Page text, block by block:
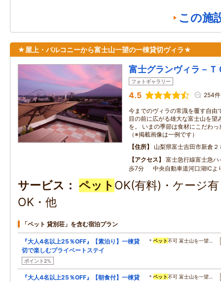
この施
★屋上・バルコニーから富士山一望の一棟貸切ヴィラ★
富士グランヴィラ－Ｔ
フォトギャラリー
4.5 254件
今までのヴィラの常識を覆す自由
目の前に広がる雄大な富士山を望
を。 いまの季節は食材にこだわ
（※掲載画像は一例です）
住所
山梨県富士吉田市新倉
アクセス
富士急行線富士急
歩7分 中央自動車道河口湖ICよ
サービス ペット OK(有料)・ケージ
OK・他
「ペット 貸別荘」を含む宿泊プラン
『大人4名以上25％OFF』【素泊り】一棟貸
切で楽しむプライベートステイ
ポイント2%
＊ペット不可 富士山を一望…
『大人4名以上25％OFF』【朝食付】一棟貸
＊ペット不可 富士山を一望…